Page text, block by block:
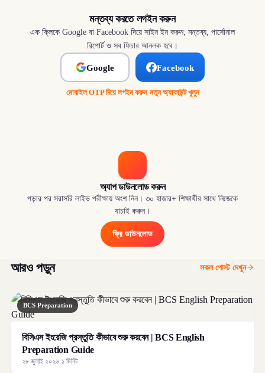
মন্তব্য করতে লগইন করুন
এক ক্লিকে Google বা Facebook দিয়ে সাইন ইন করুন; মন্তব্য, পার্সোনাল
রিপোর্ট ও সব ফিচার আনলক হবে।
Google Facebook
মোবাইল OTP দিয়ে লগইন করুন·নতুন অ্যাকাউন্ট খুলুন
অ্যাপ ডাউনলোড করুন
পড়ার পর সরাসরি লাইভ পরীক্ষায় অংশ নিন। ৩০ হাজার+ শিক্ষার্থীর সাথে নিজেকে
যাচাই করুন।
ফ্রি ডাউনলোড
আরও পড়ুন সকল পোস্ট দেখুন
BCS Preparation
বিসিএস ইংরেজি প্রস্তুতি কীভাবে শুরু করবেন | BCS English
Preparation Guide
২৮ জুলাই ২০২৬·১ মিনিট